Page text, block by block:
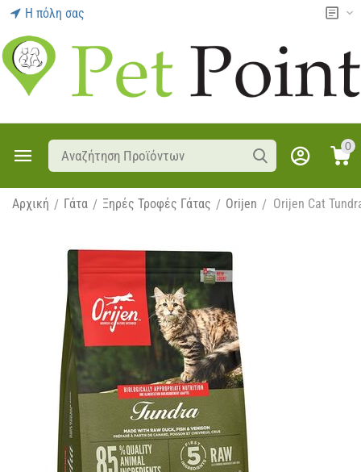
Η πόλη σας
0
Αρχική / Γάτα / Ξηρές Τροφές Γάτας / Orijen / Orijen Cat